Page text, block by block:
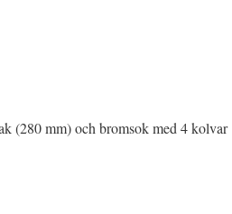
(280 mm) och bromsok med 4 kolvar